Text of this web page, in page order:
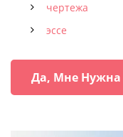
чертежа
эссе
Да, Мне